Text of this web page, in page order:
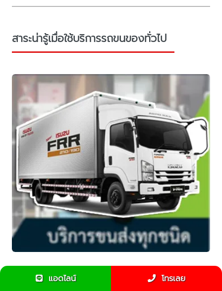
สาระน่ารู้เมื่อใช้บริการรถขนของทั่วไป
แอดไลน์ โทรเลย